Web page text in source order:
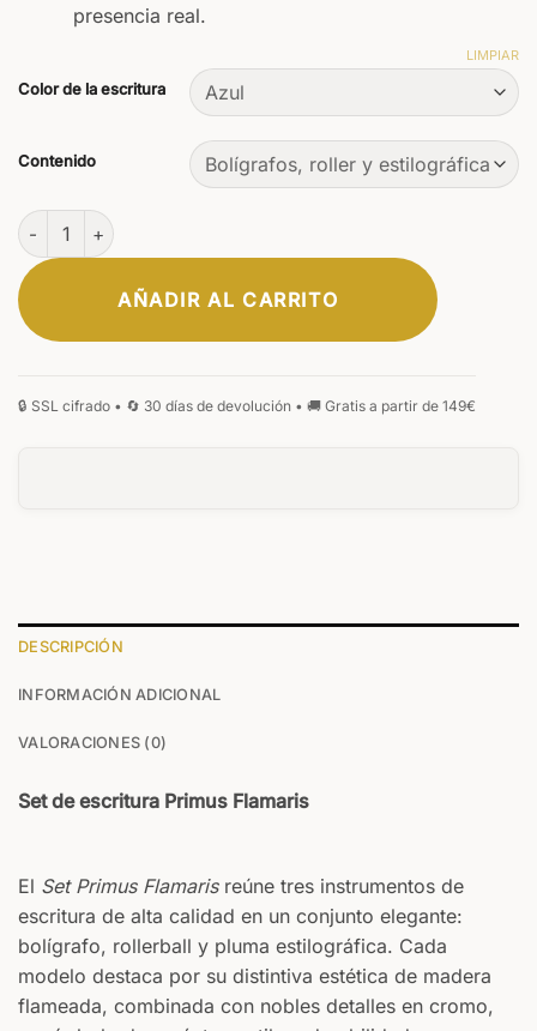
presencia real.
Color de la escritura
Contenido
LIMPIAR
Set Primus Flamaris cantidad
AÑADIR AL CARRITO
DESCRIPCIÓN
INFORMACIÓN ADICIONAL
VALORACIONES (0)
Set de escritura Primus Flamaris
El Set Primus Flamarisreúne tres instrumentos de
escritura de alta calidad en un conjunto elegante:
bolígrafo, rollerball y pluma estilográfica. Cada
modelo destaca por su distintiva estética de madera
flameada, combinada con nobles detalles en cromo,